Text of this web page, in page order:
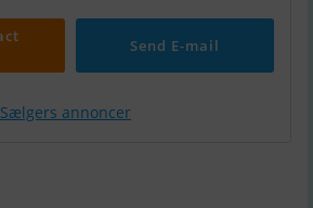
Send E-mail
Sælgers annoncer